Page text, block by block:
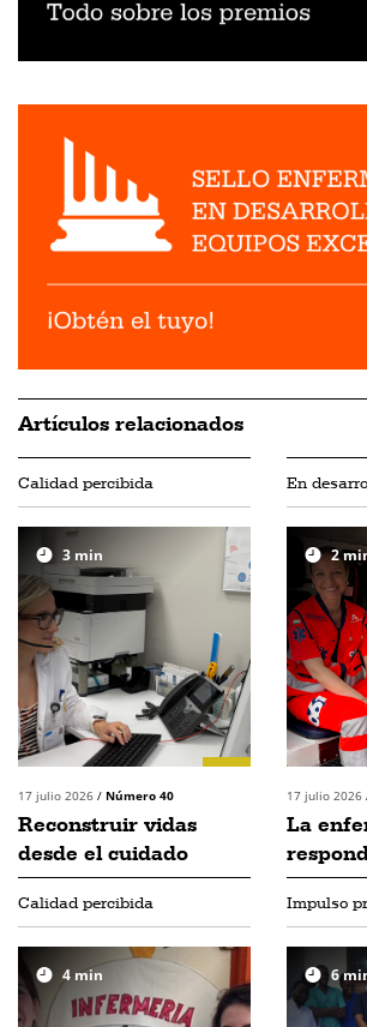
Artículos relacionados
Calidad percibida
3 min
17 julio 2026 / Número 40
Reconstruir vidas
desde el cuidado
En
2
17 julio 2026
La
Calidad percibida
4min
Impulso
6